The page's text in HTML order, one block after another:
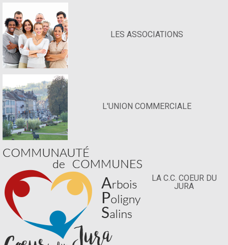
LES ASSOCIATIONS
L'UNION COMMERCIALE
LA C.C. COEUR DU
JURA